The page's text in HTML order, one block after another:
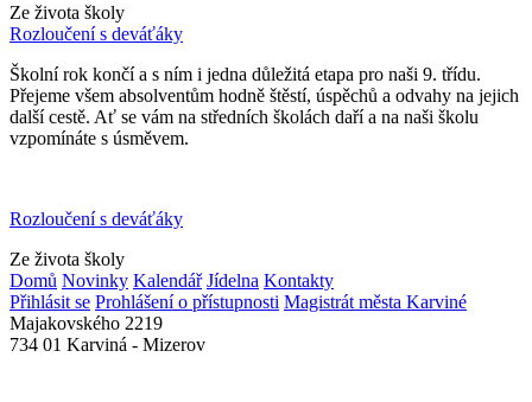
Ze života školy
Rozloučení s deváťáky
Školní rok končí a s ním i jedna důležitá etapa pro naši 9. třídu.
Přejeme všem absolventům hodně štěstí, úspěchů a odvahy na jejich
další cestě. Ať se vám na středních školách daří a na naši školu
vzpomínáte s úsměvem.
Rozloučení s deváťáky
Ze života školy
Domů Novinky Kalendář Jídelna Kontakty
Přihlásit se Prohlášení o přístupnosti Magistrát města Karviné
Majakovského 2219
734 01 Karviná - Mizerov